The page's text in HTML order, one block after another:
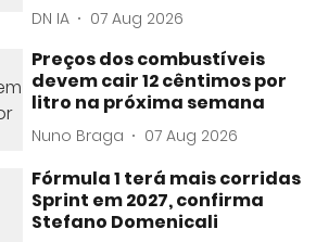
DN IA 07 Aug 2026
Preços dos combustíveis
devem cair 12 cêntimos por
litro na próxima semana
Nuno Braga 07 Aug 2026
Fórmula 1 terá mais corridas
Sprint em 2027, confirma
Stefano Domenicali